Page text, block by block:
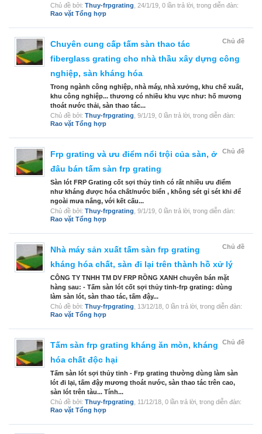
Chủ đề bởi: Thuy-frpgrating 24/1/19 , 0 lần trả lời, trong diễn đàn:
Rao vặt Tổng hợp
Chủ đề
Chuyên cung cấp tấm sàn thao tác
fiberglass grating cho nhà thầu xây dựng công
nghiệp, sàn kháng hóa
Trong ngành công nghiệp, nhà máy, nhà xưởng, khu chế xuất,
khu công nghiệp... thương có nhiều khu vực như: hố mương
thoát nước thải, sàn thao tác...
Chủ đề bởi: Thuy-frpgrating 9/1/19 , 0 lần trả lời, trong diễn đàn:
Rao vặt Tổng hợp
Chủ đề
Frp grating và ưu điểm nổi trội của sàn, ở
đâu bán tấm sàn frp grating
Sàn lót FRP Grating cốt sợi thủy tinh có rất nhiều ưu điểm
như kháng được hóa chất/nước biển , không sét gỉ sét khi để
ngoài mưa nắng, với kết cấu...
Chủ đề bởi: Thuy-frpgrating 9/1/19 , 0 lần trả lời, trong diễn đàn:
Rao vặt Tổng hợp
Chủ đề
Nhà máy sản xuất tấm sàn frp grating
kháng hóa chất, sàn đi lại trên thành hồ xử lý
CÔNG TY TNHH TM DV FRP RỒNG XANH chuyên bán mặt
hàng sau: - Tấm sàn lót cốt sợi thủy tinh-frp grating: dùng
làm sàn lót, sàn thao tác, tấm đậy...
Chủ đề bởi: Thuy-frpgrating 13/12/18 , 0 lần trả lời, trong diễn đàn:
Rao vặt Tổng hợp
Chủ đề
Tấm sàn frp grating kháng ăn mòn, kháng
hóa chất độc hại
Tấm sàn lót sợi thủy tinh - Frp grating thường dùng làm sàn
lót đi lại, tấm đậy mương thoát nước, sàn thao tác trên cao,
sàn lót trên tàu... Tính...
Chủ đề bởi: Thuy-frpgrating 11/12/18 , 0 lần trả lời, trong diễn đàn:
Rao vặt Tổng hợp